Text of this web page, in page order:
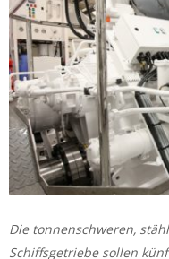
Die tonnenschweren,
Schiffsgetriebe sollen